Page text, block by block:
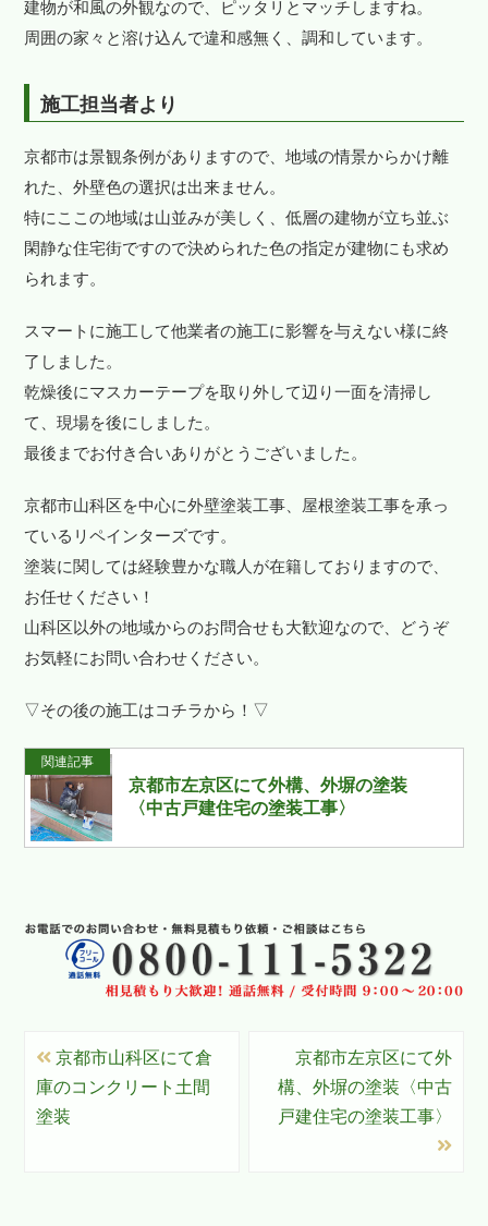
建物が和風の外観なので、ピッタリとマッチしますね。
周囲の家々と溶け込んで違和感無く、調和しています。
施工担当者より
京都市は景観条例がありますので、地域の情景からかけ離
れた、外壁色の選択は出来ません。
特にここの地域は山並みが美しく、低層の建物が立ち並ぶ
閑静な住宅街ですので決められた色の指定が建物にも求め
られます。
スマートに施工して他業者の施工に影響を与えない様に終
了しました。
乾燥後にマスカーテープを取り外して辺り一面を清掃し
て、現場を後にしました。
最後までお付き合いありがとうございました。
京都市山科区を中心に外壁塗装工事、屋根塗装工事を承っ
ているリペインターズです。
塗装に関しては経験豊かな職人が在籍しておりますので、
お任せください！
山科区以外の地域からのお問合せも大歓迎なので、どうぞ
お気軽にお問い合わせください。
▽その後の施工はコチラから！▽
関連記事
京都市左京区にて外構、外塀の塗装
〈中古戸建住宅の塗装工事〉
京都市山科区にて倉
庫のコンクリート土間
塗装
京都市左京区にて外
構、外塀の塗装〈中古
戸建住宅の塗装工事〉